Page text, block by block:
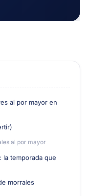
al por mayor en
al por mayor
la temporada que
morrales